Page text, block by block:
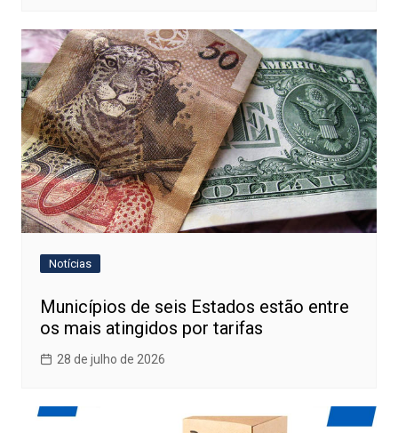
Notícias
Municípios de seis Estados estão entre
os mais atingidos por tarifas
28 de julho de 2026